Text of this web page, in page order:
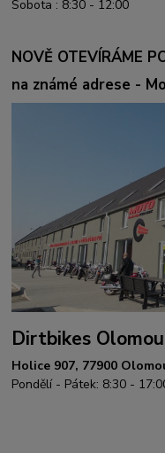
Sobota : 8:30 - 12:00
NOVĚ OTEVÍRÁME
na známé adrese -
Dirtbikes
Holice 907, 77900
Pondělí - Pátek: 8:30 -